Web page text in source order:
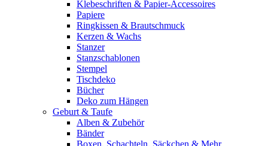
Klebeschriften & Papier-Accessoires
Papiere
Ringkissen & Brautschmuck
Kerzen & Wachs
Stanzer
Stanzschablonen
Stempel
Tischdeko
Bücher
Deko zum Hängen
Geburt & Taufe
Alben & Zubehör
Bänder
Boxen, Schachteln, Säckchen & Mehr